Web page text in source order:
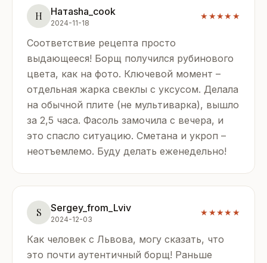
Н Натasha_cook
2024-11-18
★★★★★
Соответствие рецепта просто
выдающееся! Борщ получился рубинового
цвета, как на фото. Ключевой момент –
отдельная жарка свеклы с уксусом. Делала
на обычной плите (не мультиварка), вышло
за 2,5 часа. Фасоль замочила с вечера, и
это спасло ситуацию. Сметана и укроп –
неотъемлемо. Буду делать еженедельно!
S Sergey_from_Lviv
2024-12-03
★★★★★
Как человек с Львова, могу сказать, что
это почти аутентичный борщ! Раньше